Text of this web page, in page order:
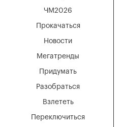
Мегатренды
Придумать
Разобраться
Взлететь
Новости
Переключиться
ЧМ2026
Прокачаться